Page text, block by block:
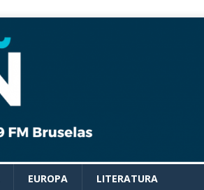
EUROPA LITERATURA